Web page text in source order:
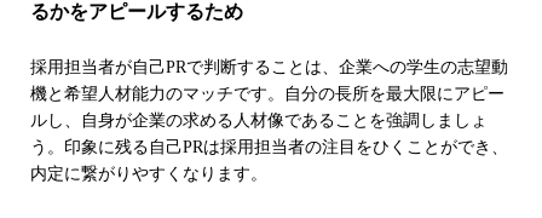
るかをアピールするため
採用担当者が自己PRで判断することは、企業への学生の志望動
機と希望人材能力のマッチです。自分の長所を最大限にアピー
ルし、自身が企業の求める人材像であることを強調しましょ
う。印象に残る自己PRは採用担当者の注目をひくことができ、
内定に繋がりやすくなります。